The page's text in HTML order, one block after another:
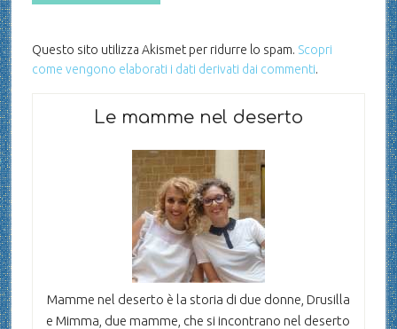
Questo sito utilizza Akismet per ridurre lo spam. Scopri
come vengono elaborati i dati derivati dai commenti.
Le mamme nel deserto
Mamme nel deserto è la storia di due donne, Drusilla
e Mimma, due mamme, che si incontrano nel deserto